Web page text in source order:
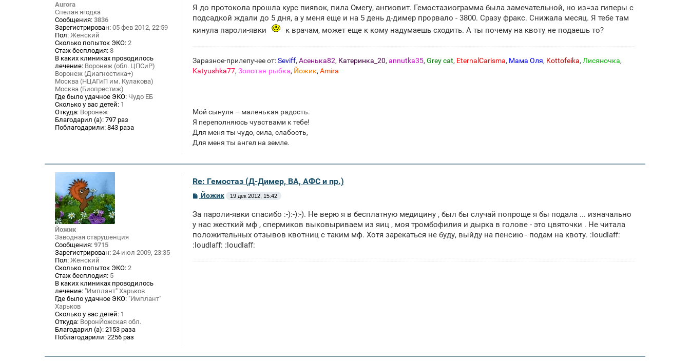
Aurora
Спелая ягодка
Сообщения: 3836
Зарегистрирован: 05 фев 2012, 22:59
Пол: Женский
Сколько попыток ЭКО: 2
Стаж бесплодия: 8
В каких клиниках проводилось
лечение: Воронеж (обл. ЦПСиР)
Воронеж (Диагностика+)
Москва (НЦАГиП им. Кулакова)
Москва (Биопрестиж)
Где было удачное ЭКО: Чудо ЕБ
Сколько у вас детей: 1
Откуда: Воронеж
Благодарил (а): 797 раз
Поблагодарили: 843 раза
б
щ
е
н
Я до протокола прошла курс пиявок, пила Омегу, ангиовит. Гемостазиограмма была замечательной, но из=за гиперы с
подсадкой ждали до 5 дня, а у меня еще и на 5 день д-димер прорвало - 3800. Сразу фракс. Снижала месяц. Я тебе там
кинула пароли-явки
к врачам, может еще к кому надумаешь сходить. А ты почему на квоту не подаешь то?
Заразное-прилепучее от:Seviff, Асенька82, Катеринка_20, annutka35, Grey cat, EternalCarisma, Мама Оля, Kottofeika, Лисяночка,
Katyushka77, Золотая-рыбка, Йожик, Amira
Мой сынуля – маленькая радость.
Я переполняюсь чувствами к тебе!
Для меня ты чудо, сила, слабость,
Для меня ты ангел на земле.
Йожик
Заводная старушенция
Сообщения: 9715
Зарегистрирован: 24 июл 2009, 23:35
Пол: Женский
Сколько попыток ЭКО: 2
Стаж бесплодия: 5
В каких клиниках проводилось
лечение: "Имплант" Харьков
Где было удачное ЭКО: "Имплант"
Харьков
Сколько у вас детей: 1
Откуда: ВоронЙожская обл.
Благодарил (а): 2153 раза
Поблагодарили: 2256 раз
Re: Гемостаз (Д-Димер, ВА, АФС и пр.)
С
б
щ
н
и
Йожик 19 дек 2012, 15:42
За пароли-явки спасибо :-):-):-). Не верю я в бесплатную медицину , был бы случай попроще я бы подала ... изначально
у нас жесткий мф , спермиков выковыриваем из яиц , моя тромбофилия и дырка в голове - это цвяточки . Не читала
положительных отзывов квотниц с таким мф. Хотя зарекаться не буду, выйду на пенсию - подам на квоту. :loudlaff:
:loudlaff: :loudlaff: